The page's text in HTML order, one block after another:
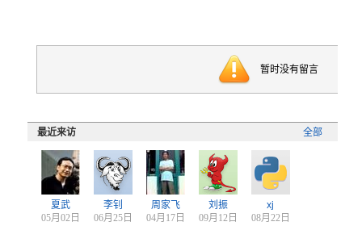
暂时没有留言
全部
最近来访
夏武
05月02日
李钊
06月25日
周家飞
04月17日
刘振
09月12日
xj
08月22日